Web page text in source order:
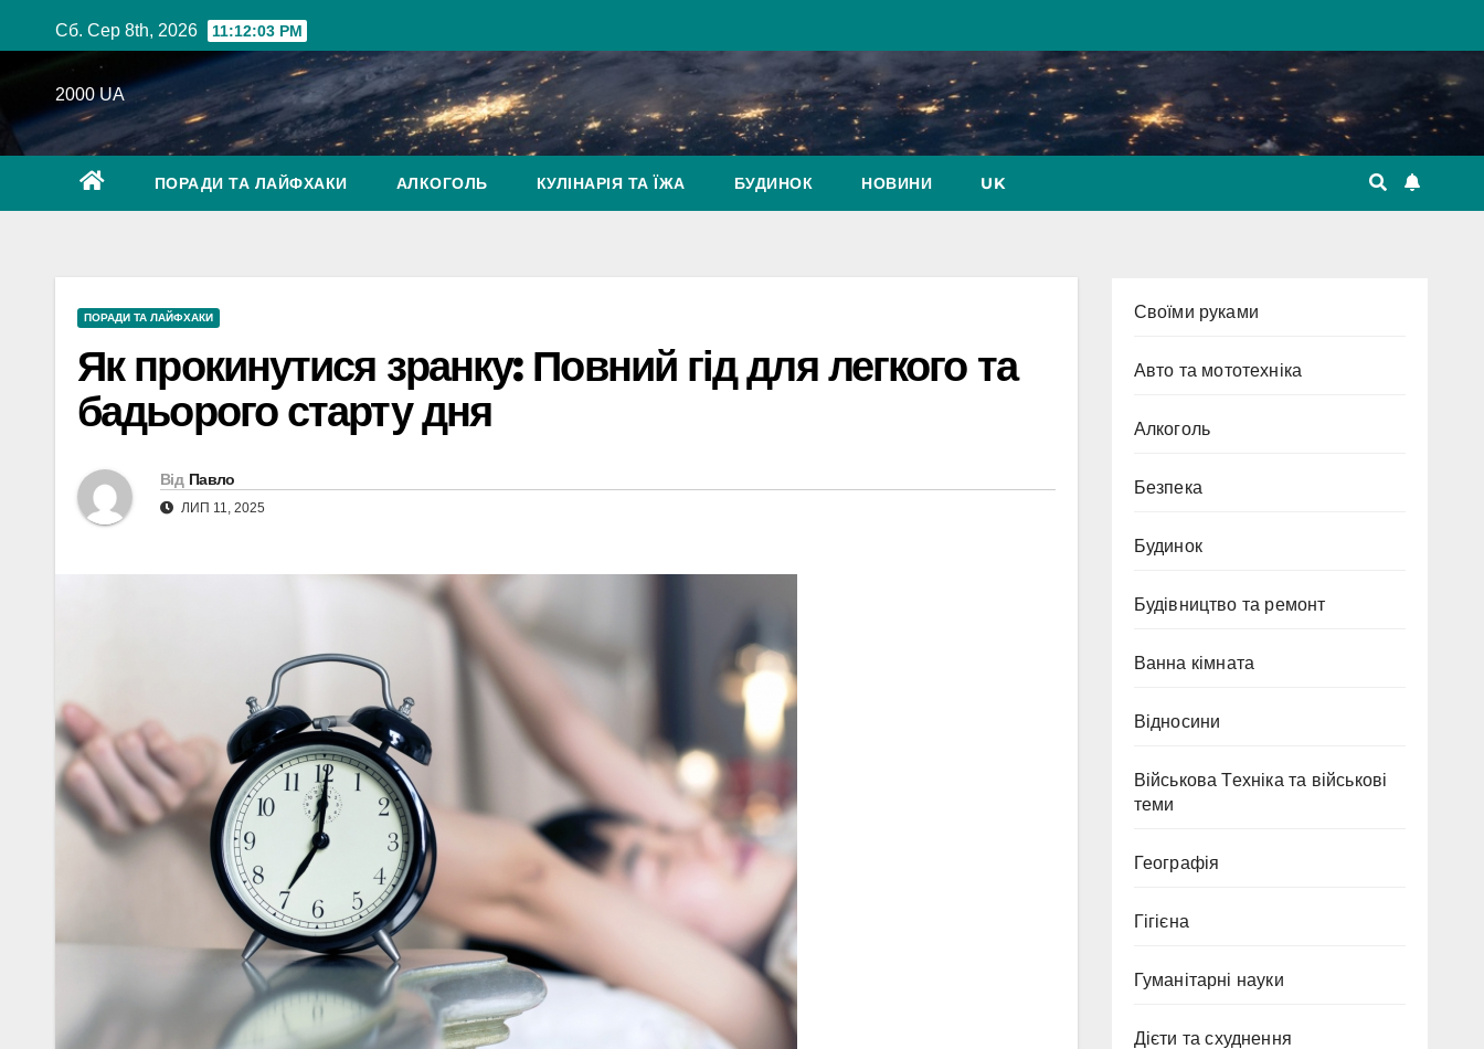
до
Сб. Сер 8th, 2026 11:12:04 PM
2000 UA
ПОРАДИ ТА ЛАЙФХАКИ АЛКОГОЛЬ КУЛІНАРІЯ ТА ЇЖА БУДИНОК НОВИНИ UK
ПОРАДИ ТА ЛАЙФХАКИ
Як прокинутися зранку: Повний гід для легкого та
бадьорого старту дня
Від Павло
ЛИП 11, 2025
Cвоїми руками
Авто та мототехніка
Алкоголь
Безпека
Будинок
Будівництво та ремонт
Ванна кімната
Відносини
Військова Техніка та військові
теми
Географія
Гігієна
Гуманітарні науки
Дієти та схуднення